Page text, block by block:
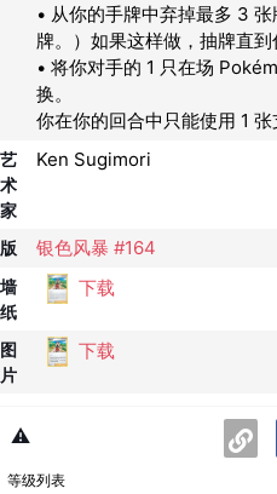
• 从你的手牌中弃掉最多 3
牌。）如果这样做，抽牌直到
• 将你对手的 1 只在场
换。
你在你的回合中只能使用 1 张
艺
术
家
Ken Sugimori
版 银色风暴 #164
墙
纸
下载
图
片
下载
⚠️
等级列表